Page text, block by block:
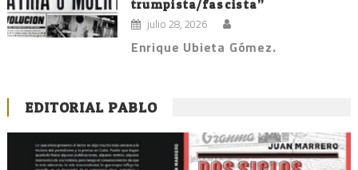
trumpista/fascista”
julio 28, 2026
Enrique Ubieta Gómez.
EDITORIAL PABLO